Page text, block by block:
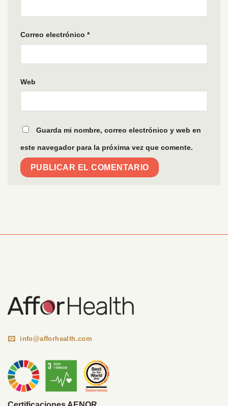
Correo electrónico *
Web
Guarda mi nombre, correo electrónico y web en
este navegador para la próxima vez que comente.
info@afforhealth.com